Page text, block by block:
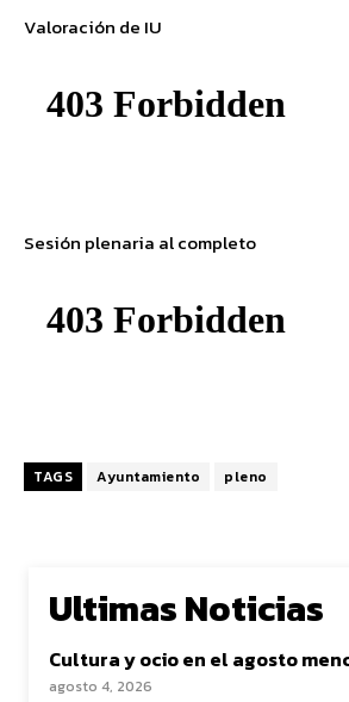
Valoración de IU
Sesión plenaria al completo
TAGS Ayuntamiento pleno
Ultimas Noticias
Cultura y ocio en el agosto
agosto 4, 2026